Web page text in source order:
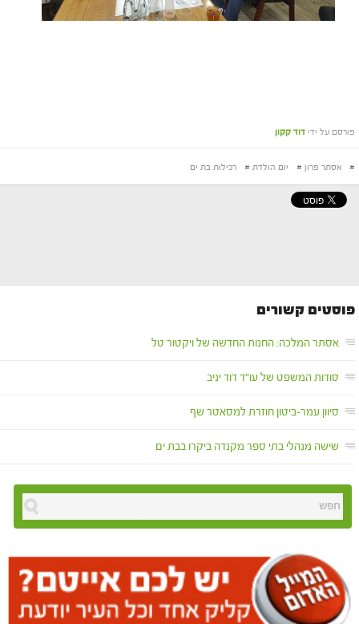
פורסם על ידי דוד קקון
# אסתר פרון # יום הולדת # רכילות בת ים
פוסטים קשורים
אסתר המלכה: החנות החדשה של ויקטור טל
סודות המשפט של עו"ד דוד יניב
סיוון עמר-ביטון חוזרת למסאטר שף
שישה מנהלי בתי ספר מקנדה ביקרו בבת ים